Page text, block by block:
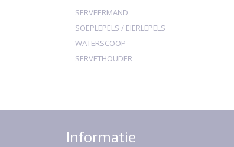
SERVEERMAND
SOEPLEPELS / EIERLEPELS
WATERSCOOP
SERVETHOUDER
Informatie